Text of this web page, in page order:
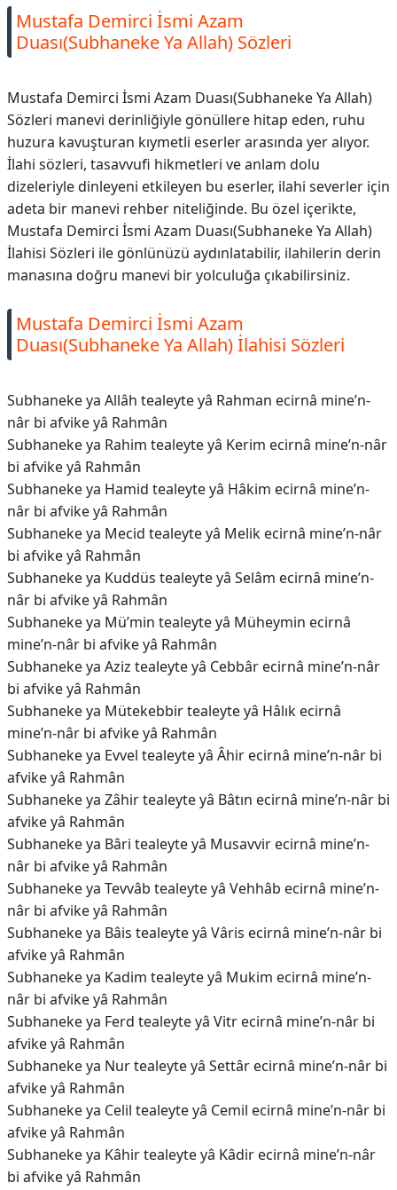
Mustafa Demirci İsmi Azam
Duası(Subhaneke Ya Allah) Sözleri
Mustafa Demirci İsmi Azam Duası(Subhaneke Ya Allah)
Sözleri manevi derinliğiyle gönüllere hitap eden, ruhu
huzura kavuşturan kıymetli eserler arasında yer alıyor.
İlahi sözleri, tasavvufi hikmetleri ve anlam dolu
dizeleriyle dinleyeni etkileyen bu eserler, ilahi severler için
adeta bir manevi rehber niteliğinde. Bu özel içerikte,
Mustafa Demirci İsmi Azam Duası(Subhaneke Ya Allah)
İlahisi Sözleri ile gönlünüzü aydınlatabilir, ilahilerin derin
manasına doğru manevi bir yolculuğa çıkabilirsiniz.
Mustafa Demirci İsmi Azam
Duası(Subhaneke Ya Allah) İlahisi Sözleri
Subhaneke ya Allâh tealeyte yâ Rahman ecirnâ mine’n-
nâr bi afvike yâ Rahmân
Subhaneke ya Rahim tealeyte yâ Kerim ecirnâ mine’n-nâr
bi afvike yâ Rahmân
Subhaneke ya Hamid tealeyte yâ Hâkim ecirnâ mine’n-
nâr bi afvike yâ Rahmân
Subhaneke ya Mecid tealeyte yâ Melik ecirnâ mine’n-nâr
bi afvike yâ Rahmân
Subhaneke ya Kuddüs tealeyte yâ Selâm ecirnâ mine’n-
nâr bi afvike yâ Rahmân
Subhaneke ya Mü’min tealeyte yâ Müheymin ecirnâ
mine’n-nâr bi afvike yâ Rahmân
Subhaneke ya Aziz tealeyte yâ Cebbâr ecirnâ mine’n-nâr
bi afvike yâ Rahmân
Subhaneke ya Mütekebbir tealeyte yâ Hâlık ecirnâ
mine’n-nâr bi afvike yâ Rahmân
Subhaneke ya Evvel tealeyte yâ Âhir ecirnâ mine’n-nâr bi
afvike yâ Rahmân
Subhaneke ya Zâhir tealeyte yâ Bâtın ecirnâ mine’n-nâr bi
afvike yâ Rahmân
Subhaneke ya Bâri tealeyte yâ Musavvir ecirnâ mine’n-
nâr bi afvike yâ Rahmân
Subhaneke ya Tevvâb tealeyte yâ Vehhâb ecirnâ mine’n-
nâr bi afvike yâ Rahmân
Subhaneke ya Bâis tealeyte yâ Vâris ecirnâ mine’n-nâr bi
afvike yâ Rahmân
Subhaneke ya Kadim tealeyte yâ Mukim ecirnâ mine’n-
nâr bi afvike yâ Rahmân
Subhaneke ya Ferd tealeyte yâ Vitr ecirnâ mine’n-nâr bi
afvike yâ Rahmân
Subhaneke ya Nur tealeyte yâ Settâr ecirnâ mine’n-nâr bi
afvike yâ Rahmân
Subhaneke ya Celil tealeyte yâ Cemil ecirnâ mine’n-nâr bi
afvike yâ Rahmân
Subhaneke ya Kâhir tealeyte yâ Kâdir ecirnâ mine’n-nâr
bi afvike yâ Rahmân